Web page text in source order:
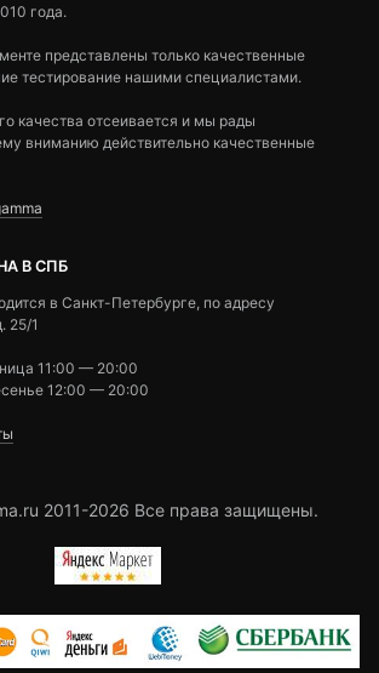
года.
представлены только качественные
тестирование нашими специалистами.
качества отсеивается и мы рады
вниманию действительно качественные
В СПБ
в Санкт-Петербурге, по адресу
25/1
11:00 — 20:00
12:00 — 20:00
2011-2026 Все права защищены.